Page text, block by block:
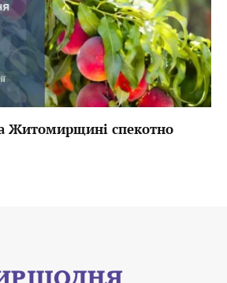
Житомирщині спекотно